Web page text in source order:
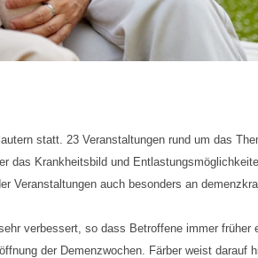
statt. 23 Veranstaltungen rund um das
das Krankheitsbild und
Veranstaltungen auch besonders an
verbessert, so dass Betroffene immer früher
der Demenzwochen. Färber weist darauf